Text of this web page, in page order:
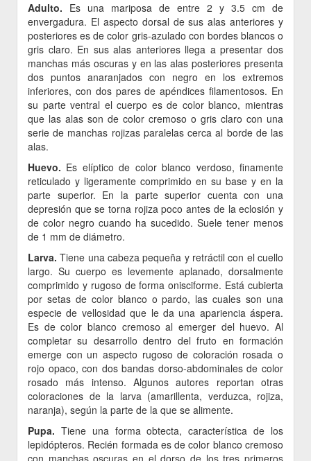
Adulto. Es una mariposa de entre 2 y 3.5 cm de
envergadura. El aspecto dorsal de sus alas anteriores y
posteriores es de color gris-azulado con bordes blancos o
gris claro. En sus alas anteriores llega a presentar dos
manchas más oscuras y en las alas posteriores presenta
dos puntos anaranjados con negro en los extremos
inferiores, con dos pares de apéndices filamentosos. En
su parte ventral el cuerpo es de color blanco, mientras
que las alas son de color cremoso o gris claro con una
serie de manchas rojizas paralelas cerca al borde de las
alas.
Huevo. Es elíptico de color blanco verdoso, finamente
reticulado y ligeramente comprimido en su base y en la
parte superior. En la parte superior cuenta con una
depresión que se torna rojiza poco antes de la eclosión y
de color negro cuando ha sucedido. Suele tener menos
de 1 mm de diámetro.
Larva. Tiene una cabeza pequeña y retráctil con el cuello
largo. Su cuerpo es levemente aplanado, dorsalmente
comprimido y rugoso de forma onisciforme. Está cubierta
por setas de color blanco o pardo, las cuales son una
especie de vellosidad que le da una apariencia áspera.
Es de color blanco cremoso al emerger del huevo. Al
completar su desarrollo dentro del fruto en formación
emerge con un aspecto rugoso de coloración rosada o
rojo opaco, con dos bandas dorso-abdominales de color
rosado más intenso. Algunos autores reportan otras
coloraciones de la larva (amarillenta, verduzca, rojiza,
naranja), según la parte de la que se alimente.
Pupa. Tiene una forma obtecta, característica de los
lepidópteros. Recién formada es de color blanco cremoso